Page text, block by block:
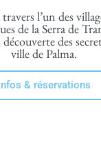
l’un des
de la Serra de
des
ville de Palma.
& réservations